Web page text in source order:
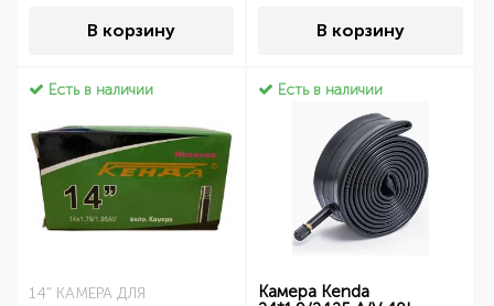
В корзину В корзину
Есть в наличии
14" КАМЕРА ДЛЯ
Есть в наличии
Камера Kenda